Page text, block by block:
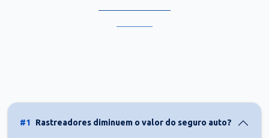
#1 Rastreadores diminuem o valor do seguro auto?